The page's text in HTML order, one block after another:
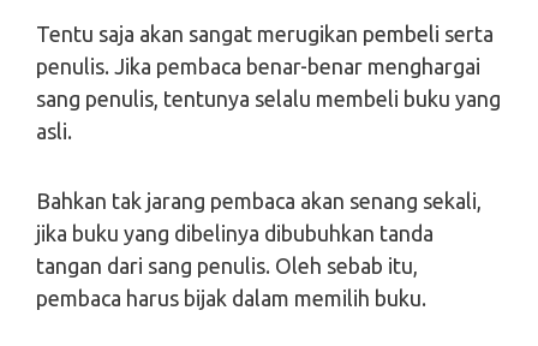
Tentu saja akan sangat merugikan pembeli serta
penulis. Jika pembaca benar-benar menghargai
sang penulis, tentunya selalu membeli buku yang
asli.
Bahkan tak jarang pembaca akan senang sekali,
jika buku yang dibelinya dibubuhkan tanda
tangan dari sang penulis. Oleh sebab itu,
pembaca harus bijak dalam memilih buku.